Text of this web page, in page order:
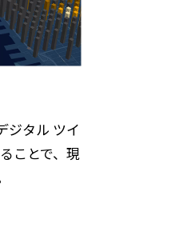
ジタル ツイ
ことで、現